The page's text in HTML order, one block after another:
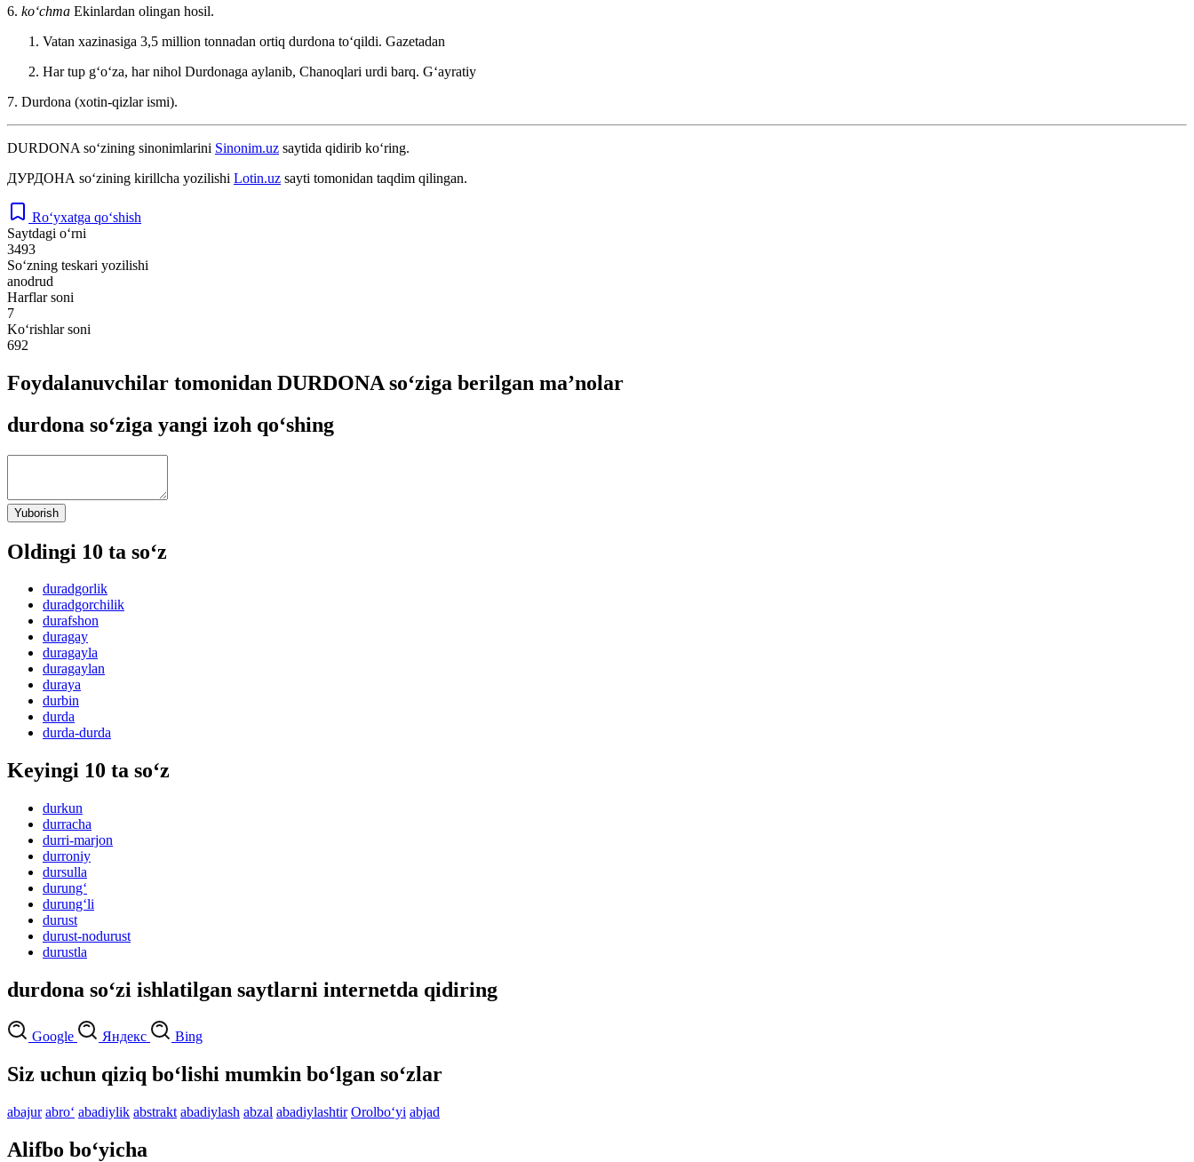
6. koʻchma Ekinlardan olingan hosil.
Vatan xazinasiga 3,5 million tonnadan ortiq durdona toʻqildi. Gazetadan
Har tup gʻoʻza, har nihol Durdonaga aylanib, Chanoqlari urdi barq. Gʻayratiy
7. Durdona (xotin-qizlar ismi).
DURDONA so‘zining sinonimlarini Sinonim.uz saytida qidirib ko‘ring.
ДУРДОНА so‘zining kirillcha yozilishi Lotin.uz sayti tomonidan taqdim qilingan.
Ro‘yxatga qo‘shish
Saytdagi o‘rni
3493
So‘zning teskari yozilishi
anodrud
Harflar soni
7
Ko‘rishlar soni
692
Foydalanuvchilar tomonidan DURDONA so‘ziga berilgan ma’nolar
durdona so‘ziga yangi izoh qo‘shing
Yuborish
Oldingi 10 ta so‘z
duradgorlik
duradgorchilik
durafshon
duragay
duragayla
duragaylan
duraya
durbin
durda
durda-durda
Keyingi 10 ta so‘z
durkun
durracha
durri-marjon
durroniy
dursulla
durung‘
durung‘li
durust
durust-nodurust
durustla
durdona so‘zi ishlatilgan saytlarni internetda qidiring
Google Яндекс Bing
Siz uchun qiziq bo‘lishi mumkin bo‘lgan so‘zlar
abajur abro‘ abadiylik abstrakt abadiylash abzal abadiylashtir Orolbo‘yi abjad
Alifbo bo‘yicha